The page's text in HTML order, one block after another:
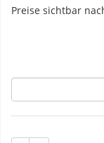
Preise sichtbar